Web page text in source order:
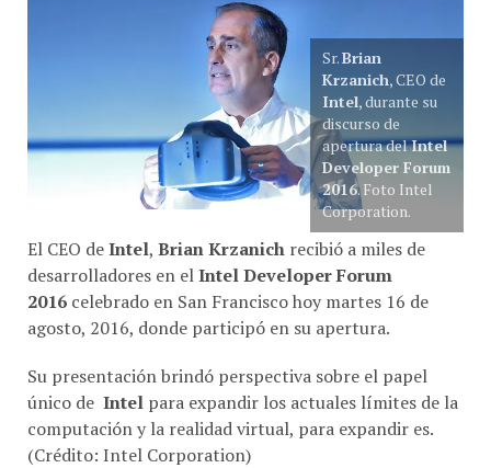
Sr.Brian
Krzanich, CEO de
Intel, durante su
discurso de
apertura delIntel
Developer Forum
2016. Foto Intel
Corporation.
El CEO deIntel, Brian Krzanich recibió a miles de
desarrolladores en elIntel Developer Forum
2016 celebrado en San Francisco hoy martes 16 de
agosto, 2016, donde participó en su apertura.
Su presentación brindó perspectiva sobre el papel
único de Intel para expandir los actuales límites de la
computación y la realidad virtual, para expandir es.
(Crédito: Intel Corporation)